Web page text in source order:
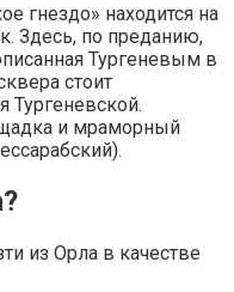
гнездо» находится на
Здесь, по преданию,
Тургеневым в
стоит
Тургеневской.
и мраморный
из Орла в качестве